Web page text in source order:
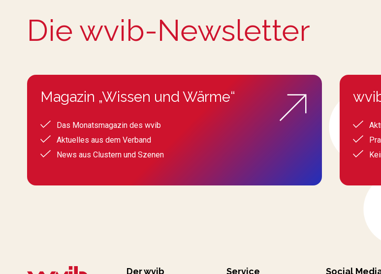
Die wvib-Newsletter
Magazin „Wissen und Wärme“
Das Monatsmagazin des wvib
Aktuelles aus dem Verband
News aus Clustern und Szenen
Der wvib Service Social